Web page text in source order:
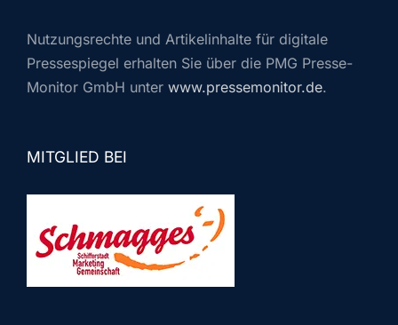
Nutzungsrechte und Artikelinhalte für digitale
Pressespiegel erhalten Sie über die PMG Presse-
Monitor GmbH unter www.pressemonitor.de.
MITGLIED BEI